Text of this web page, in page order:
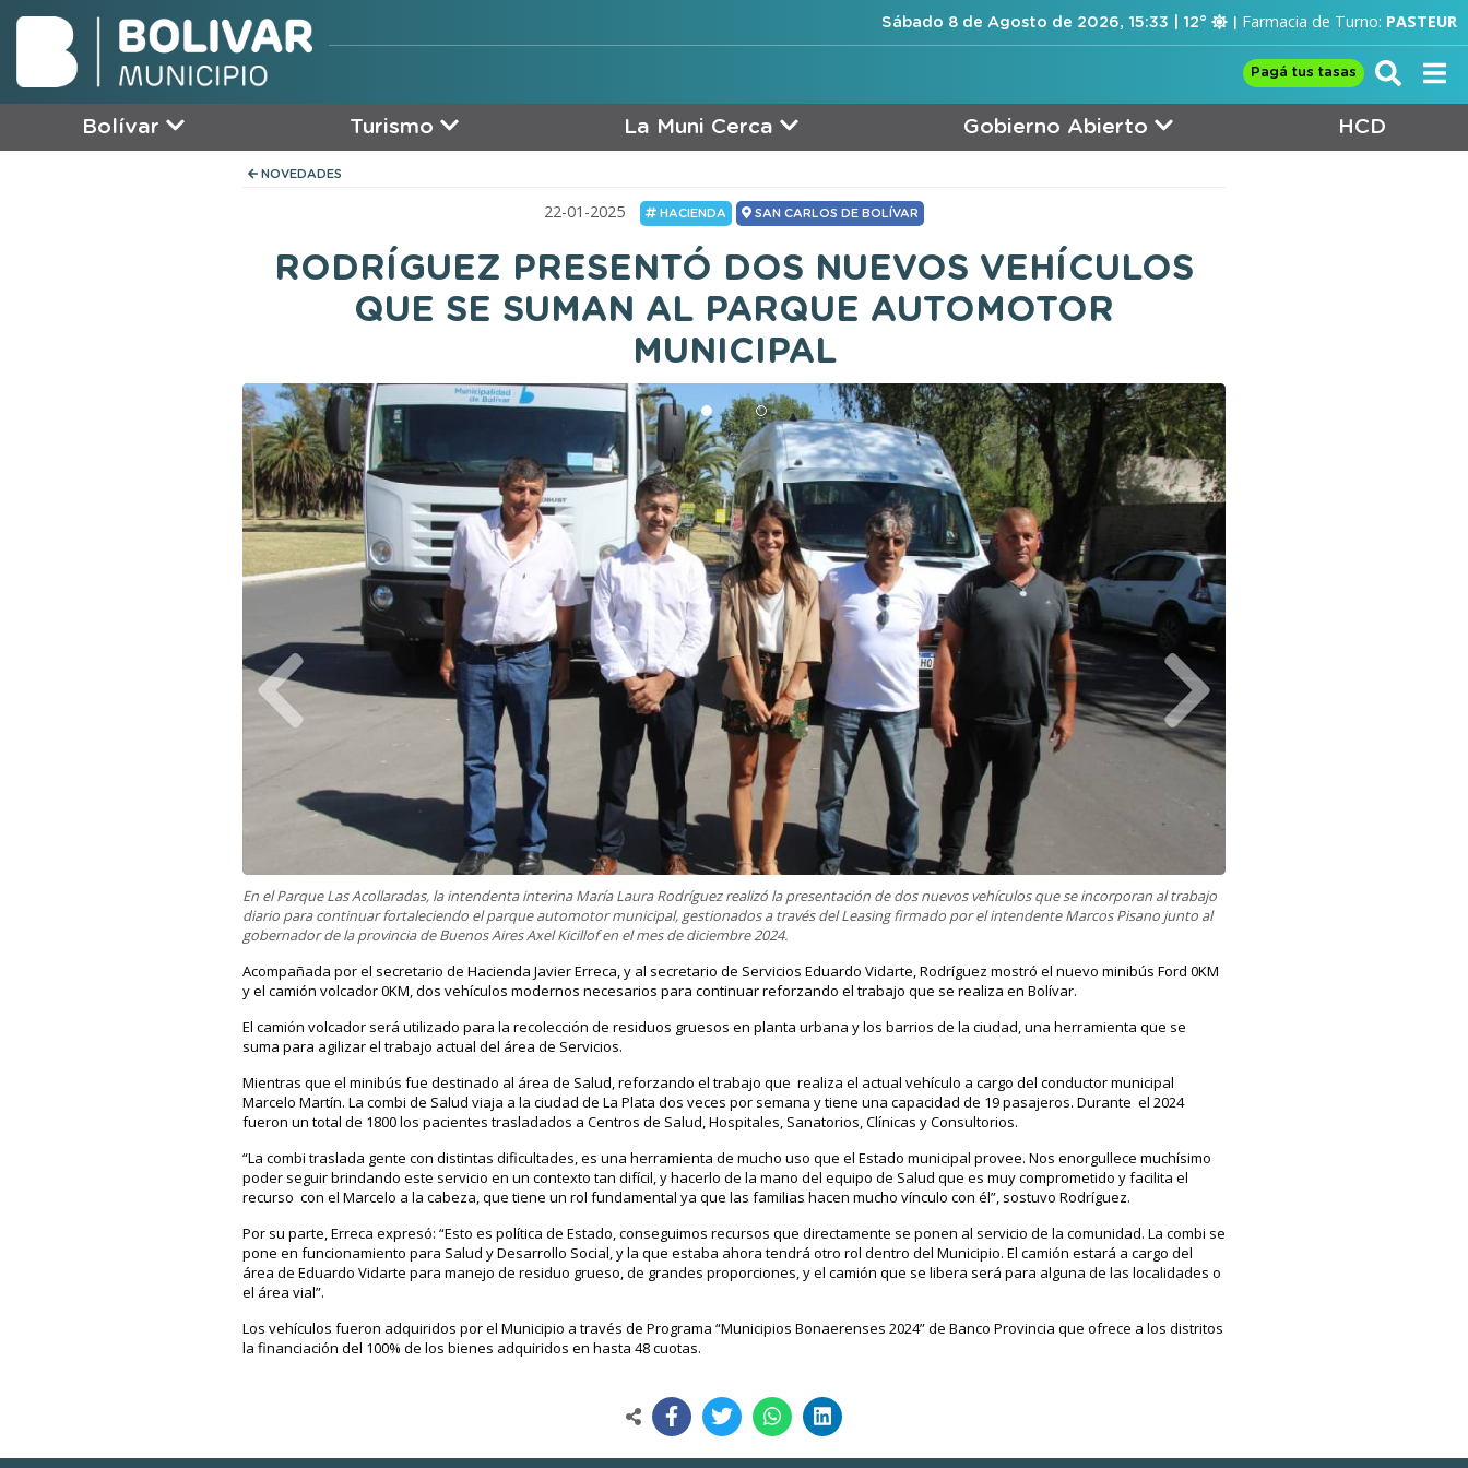
Pagá tus tasas
Sábado 8 de Agosto de 2026, 15:33 | 12° Farmacia de Turno: PASTEUR
Bolívar Turismo La Muni Cerca Gobierno Abierto HCD
NOVEDADES
22-01-2025 HACIENDA SAN CARLOS DE BOLÍVAR
RODRÍGUEZ PRESENTÓ DOS NUEVOS VEHÍCULOS
QUE SE SUMAN AL PARQUE AUTOMOTOR
MUNICIPAL
En el Parque Las Acollaradas, la intendenta interina María Laura Rodríguez realizó la presentación de dos nuevos vehículos que se incorporan al trabajo
diario para continuar fortaleciendo el parque automotor municipal, gestionados a través del Leasing firmado por el intendente Marcos Pisano junto al
gobernador de la provincia de Buenos Aires Axel Kicillof en el mes de diciembre 2024.
Acompañada por el secretario de Hacienda Javier Erreca, y al secretario de Servicios Eduardo Vidarte, Rodríguez mostró el nuevo minibús Ford 0KM
y el camión volcador 0KM, dos vehículos modernos necesarios para continuar reforzando el trabajo que se realiza en Bolívar.
El camión volcador será utilizado para la recolección de residuos gruesos en planta urbana y los barrios de la ciudad, una herramienta que se
suma para agilizar el trabajo actual del área de Servicios.
Mientras que el minibús fue destinado al área de Salud, reforzando el trabajo que realiza el actual vehículo a cargo del conductor municipal
Marcelo Martín. La combi de Salud viaja a la ciudad de La Plata dos veces por semana y tiene una capacidad de 19 pasajeros. Durante el 2024
fueron un total de 1800 los pacientes trasladados a Centros de Salud, Hospitales, Sanatorios, Clínicas y Consultorios.
“La combi traslada gente con distintas dificultades, es una herramienta de mucho uso que el Estado municipal provee. Nos enorgullece muchísimo
poder seguir brindando este servicio en un contexto tan difícil, y hacerlo de la mano del equipo de Salud que es muy comprometido y facilita el
recurso con el Marcelo a la cabeza, que tiene un rol fundamental ya que las familias hacen mucho vínculo con él”, sostuvo Rodríguez.
Por su parte, Erreca expresó: “Esto es política de Estado, conseguimos recursos que directamente se ponen al servicio de la comunidad. La combi se
pone en funcionamiento para Salud y Desarrollo Social, y la que estaba ahora tendrá otro rol dentro del Municipio. El camión estará a cargo del
área de Eduardo Vidarte para manejo de residuo grueso, de grandes proporciones, y el camión que se libera será para alguna de las localidades o
el área vial”.
Los vehículos fueron adquiridos por el Municipio a través de Programa “Municipios Bonaerenses 2024” de Banco Provincia que ofrece a los distritos
la financiación del 100% de los bienes adquiridos en hasta 48 cuotas.